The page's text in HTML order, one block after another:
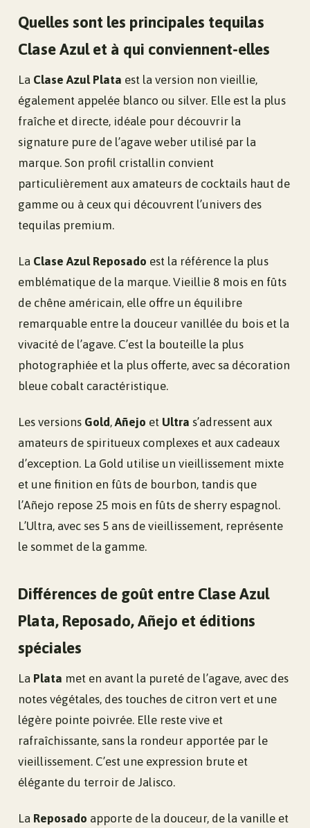
Quelles sont les principales tequilas
Clase Azul et à qui conviennent-elles
La Clase Azul Plata est la version non vieillie,
également appelée blanco ou silver. Elle est la plus
fraîche et directe, idéale pour découvrir la
signature pure de l’agave weber utilisé par la
marque. Son profil cristallin convient
particulièrement aux amateurs de cocktails haut de
gamme ou à ceux qui découvrent l’univers des
tequilas premium.
La Clase Azul Reposado est la référence la plus
emblématique de la marque. Vieillie 8 mois en fûts
de chêne américain, elle offre un équilibre
remarquable entre la douceur vanillée du bois et la
vivacité de l’agave. C’est la bouteille la plus
photographiée et la plus offerte, avec sa décoration
bleue cobalt caractéristique.
Les versions Gold,Añejo et Ultra s’adressent aux
amateurs de spiritueux complexes et aux cadeaux
d’exception. La Gold utilise un vieillissement mixte
et une finition en fûts de bourbon, tandis que
l’Añejo repose 25 mois en fûts de sherry espagnol.
L’Ultra, avec ses 5 ans de vieillissement, représente
le sommet de la gamme.
Différences de goût entre Clase Azul
Plata, Reposado, Añejo et éditions
spéciales
La Plata met en avant la pureté de l’agave, avec des
notes végétales, des touches de citron vert et une
légère pointe poivrée. Elle reste vive et
rafraîchissante, sans la rondeur apportée par le
vieillissement. C’est une expression brute et
élégante du terroir de Jalisco.
La Reposado apporte de la douceur, de la vanille et